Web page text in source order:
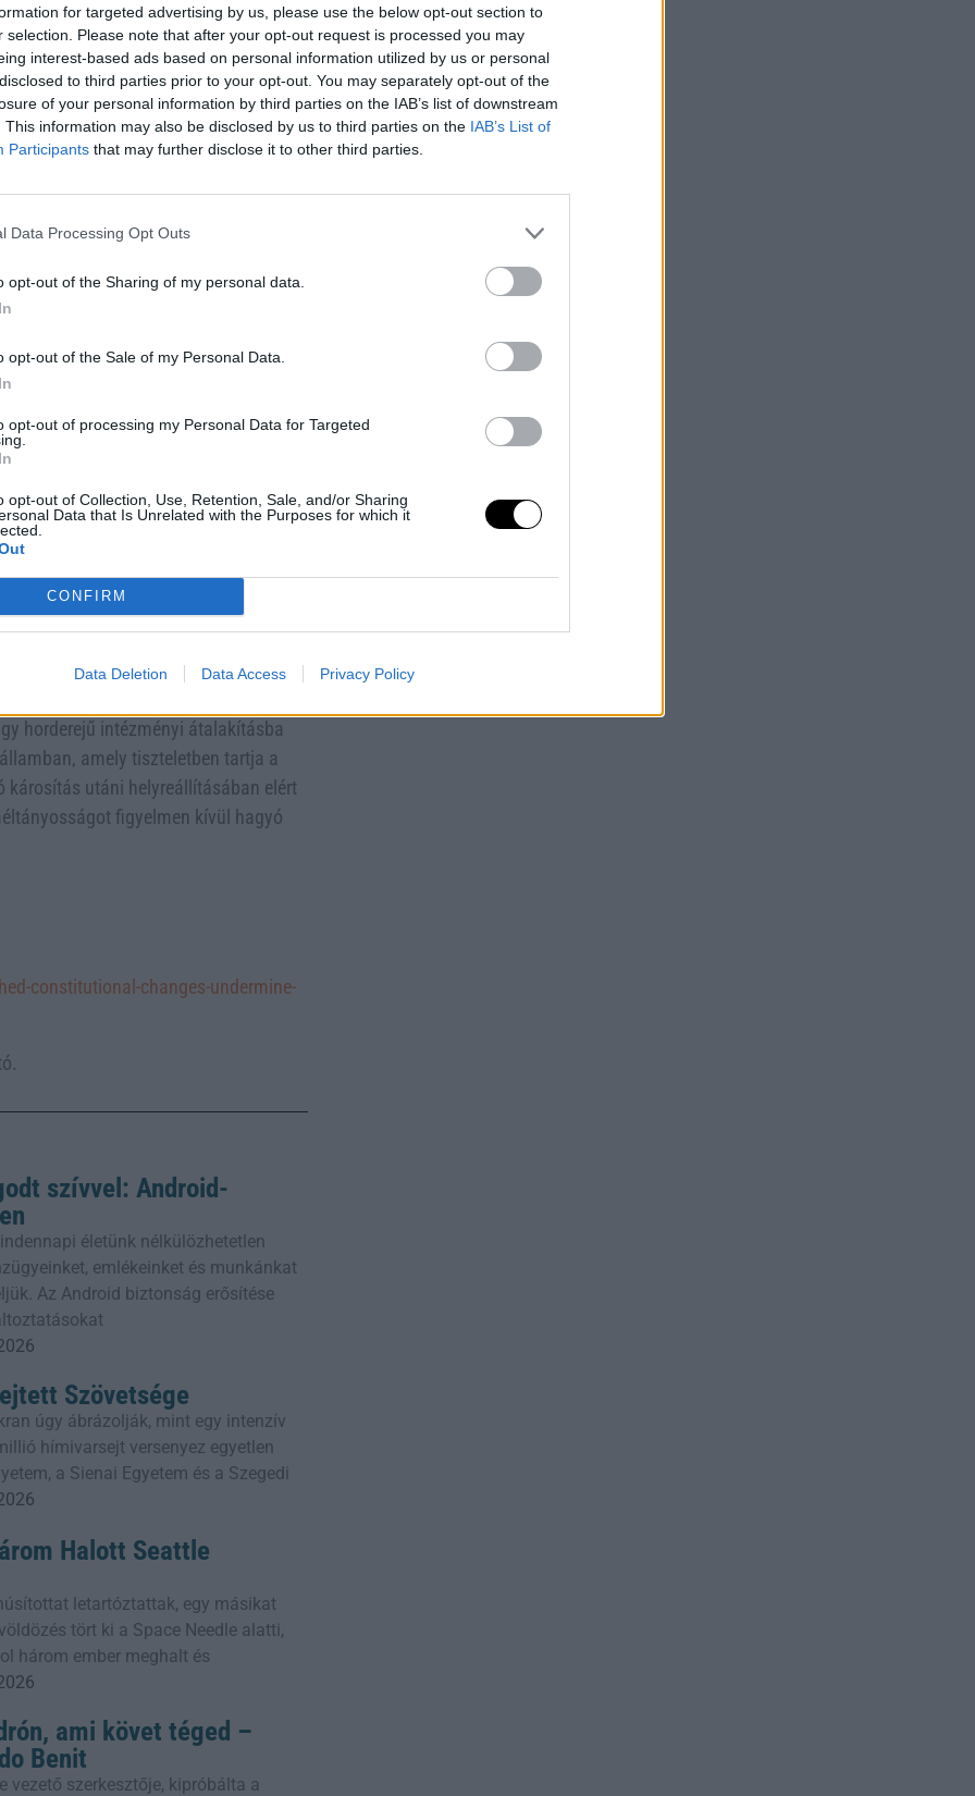
for targeted advertising by us, please use the below opt-out section to
selection. Please note that after your opt-out request is processed you may
interest-based ads based on personal information utilized by us or personal
to third parties prior to your opt-out. You may separately opt-out of the
of your personal information by third parties on the IAB’s list of downstream
This information may also be disclosed by us to third parties on the IAB’s List of
Participants that may further disclose it to other third parties.
Data Processing Opt Outs
opt-out of the Sharing of my personal data.
opt-out of the Sale of my Personal Data.
opt-out of processing my Personal Data for Targeted
opt-out of Collection, Use, Retention, Sale, and/or Sharing
Data that Is Unrelated with the Purposes for which it
CONFIRM
Data Deletion Data Access Privacy Policy
elnök, Polt Péter 70 éves, így a
világossá tette, hogy Polt
62 évre csökkentette valamennyi
érdekében. Az Európai Unió
A Fidesz-kormány ezt követően
öt általa preferált alkotmánybíró a
az országgyűlési képviselők
választáson a jelöltek
tisztségviselők mandátumkorlátja
a Velencei Bizottság óva intett
áll ilyen korlátokat felállítani
kormány előtt a jogállamiság és
során. Néhány kezdeti lépés
megszüntetése;
vádak ejtése a kulcsfontosságú
újságíró elleni politikailag
médiareformokat is elfogadott,
és törvényjavaslatot
horderejű intézményi átalakításba
amely tiszteletben tartja a
károsítás utáni helyreállításában elért
figyelmen kívül hagyó
constitutional-changes-undermine-
szívvel: Android-
életünk nélkülözhetetlen
emlékeinket és munkánkat
Az Android biztonság erősítése
Szövetsége
úgy ábrázolják, mint egy intenzív
hímivarsejt versenyez egyetlen
a Sienai Egyetem és a Szegedi
Halott Seattle
letartóztattak, egy másikat
tört ki a Space Needle alatti,
három ember meghalt és
ami követ téged –
Benit
vezető szerkesztője, kipróbálta a